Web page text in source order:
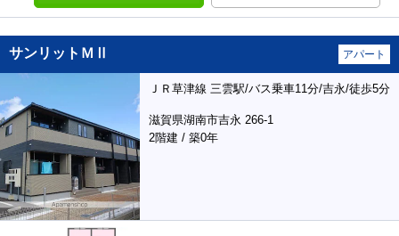
サンリットＭⅡ アパート
ＪＲ草津線 三雲駅/バス乗車11分/吉永/徒歩5分
滋賀県湖南市吉永 266-1
2階建 / 築0年